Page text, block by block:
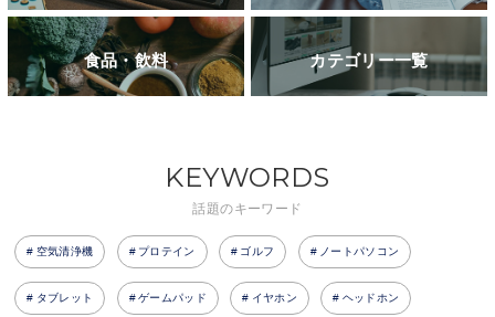
食品・飲料 カテゴリー一覧
KEYWORDS
話題のキーワード
空気清浄機 プロテイン ゴルフ ノートパソコン
タブレット ゲームパッド イヤホン ヘッドホン